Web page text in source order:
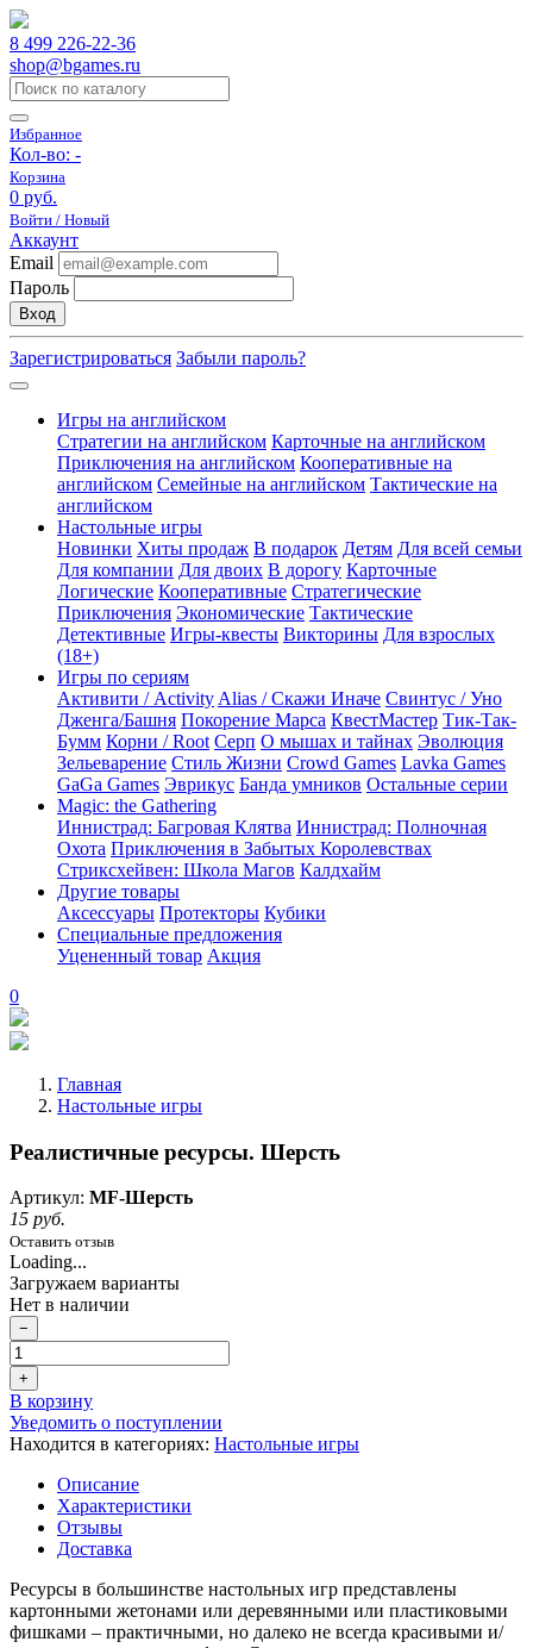
8 499 226-22-36
shop@bgames.ru
Избранное
Кол-во: -
Корзина
0 руб.
Войти / Новый
Аккаунт
Email
Пароль
Вход
Зарегистрироваться Забыли пароль?
Игры на английском
Стратегии на английском Карточные на английском
Приключения на английском Кооперативные на
английском Семейные на английском Тактические на
английском
Настольные игры
Новинки Хиты продаж В подарок Детям Для всей семьи
Для компании Для двоих В дорогу Карточные
Логические Кооперативные Стратегические
Приключения Экономические Тактические
Детективные Игры-квесты Викторины Для взрослых
(18+)
Игры по сериям
Активити / Activity Alias / Скажи Иначе Свинтус / Уно
Дженга/Башня Покорение Марса КвестМастер Тик-Так-
Бумм Корни / Root Серп О мышах и тайнах Эволюция
Зельеварение Стиль Жизни Crowd Games Lavka Games
GaGa Games Эврикус Банда умников Остальные серии
Magic: the Gathering
Иннистрад: Багровая Клятва Иннистрад: Полночная
Охота Приключения в Забытых Королевствах
Стриксхейвен: Школа Магов Калдхайм
Другие товары
Аксессуары Протекторы Кубики
Специальные предложения
Уцененный товар Акция
0
Главная
Настольные игры
Реалистичные ресурсы. Шерсть
Артикул: MF-Шерсть
15 руб.
Оставить отзыв
Loading...
Загружаем варианты
Нет в наличии
−
+
В корзину
Уведомить о поступлении
Находится в категориях: Настольные игры
Описание
Характеристики
Отзывы
Доставка
Ресурсы в большинстве настольных игр представлены
картонными жетонами или деревянными или пластиковыми
фишками – практичными, но далеко не всегда красивыми и/